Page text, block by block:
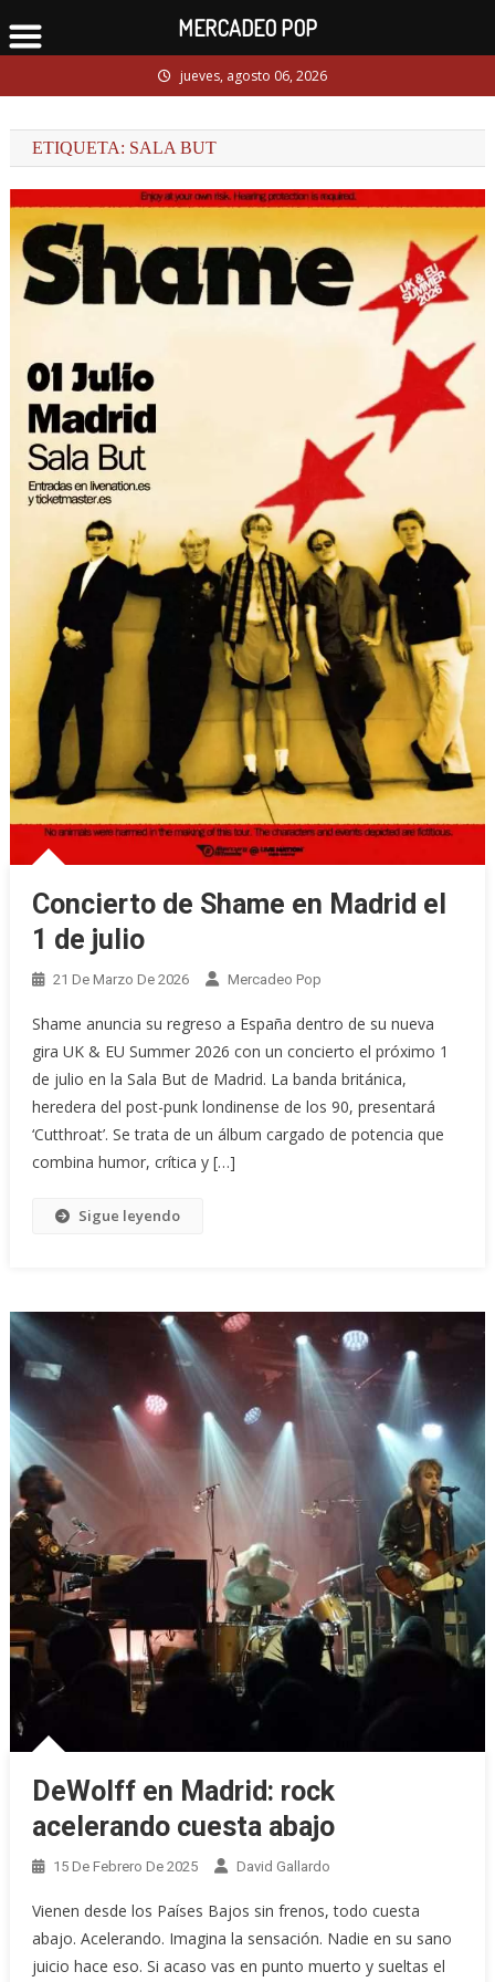
to
jueves, agosto 06, 2026
ETIQUETA: SALA BUT
Concierto de Shame en Madrid el
1 de julio
21 De Marzo De 2026 Mercadeo Pop
Shame anuncia su regreso a España dentro de su nueva
gira UK & EU Summer 2026 con un concierto el próximo 1
de julio en la Sala But de Madrid. La banda británica,
heredera del post-punk londinense de los 90, presentará
‘Cutthroat’. Se trata de un álbum cargado de potencia que
combina humor, crítica y […]
Sigue leyendo
DeWolff en Madrid: rock
acelerando cuesta abajo
15 De Febrero De 2025 David Gallardo
Vienen desde los Países Bajos sin frenos, todo cuesta
abajo. Acelerando. Imagina la sensación. Nadie en su sano
juicio hace eso. Si acaso vas en punto muerto y sueltas el
MERCADEO POP